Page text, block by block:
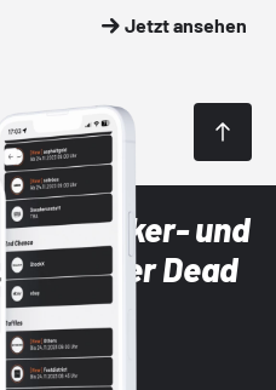
Jetzt ansehen
Sneaker- und
mit der Dead